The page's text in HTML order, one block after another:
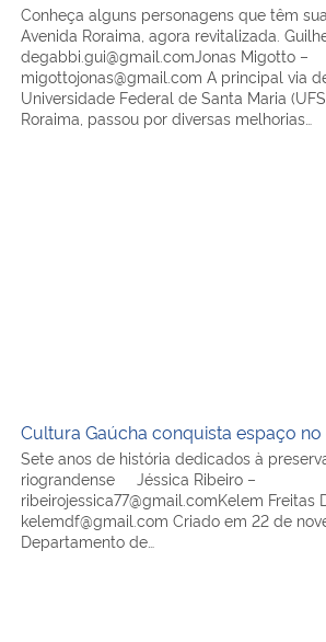
Secretaria-Geral
Secretaria de Governo
Conheça alguns personagens que têm
Avenida Roraima, agora revitalizada.
degabbi.gui@gmail.comJonas Migotto –
migottojonas@gmail.com A principal via
Universidade Federal de Santa Maria
Roraima, passou por diversas melhorias…
Cultura Gaúcha conquista espaço
Sete anos de história dedicados à
riograndense Jéssica Ribeiro –
ribeirojessica77@gmail.comKelem Freitas
kelemdf@gmail.com Criado em 22 de
Departamento de…